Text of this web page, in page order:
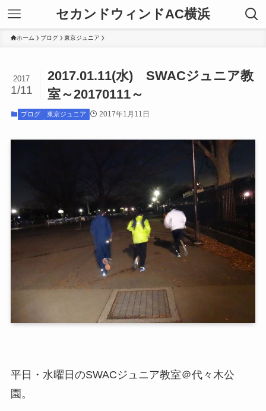
セカンドウィンドAC横浜
ホーム ブログ 東京ジュニア
2017.01.11(水) SWACジュニア教
室～20170111～
2017
1/11
ブログ 東京ジュニア 2017年1月11日
平日・水曜日のSWACジュニア教室＠代々木公
園。